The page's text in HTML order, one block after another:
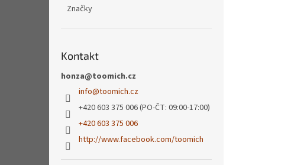
Značky
Kontakt
honza@toomich.cz
info@toomich.cz
+420 603 375 006 (PO-ČT: 09:00-17:00)
+420 603 375 006
http://www.facebook.com/toomich